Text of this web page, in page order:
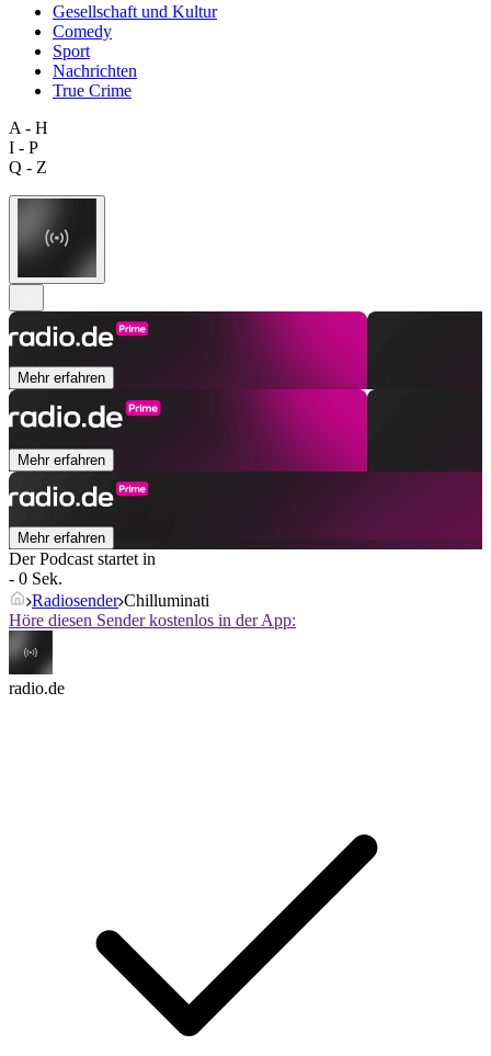
Gesellschaft und Kultur
Comedy
Sport
Nachrichten
True Crime
A - H
I - P
Q - Z
Mehr erfahren
Mehr erfahren
Mehr erfahren
Der Podcast startet in
- 0 Sek.
Radiosender Chilluminati
Höre diesen Sender kostenlos in der App:
radio.de